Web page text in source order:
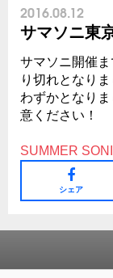
2016.08.12
サマソニ東
サマソニ開催
り切れとなり
わずかとなり
意ください！
SUMMER
シェア